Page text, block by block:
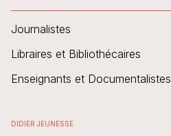
Journalistes
Libraires et Bibliothécaires
Enseignants et Documentalistes
DIDIER JEUNESSE